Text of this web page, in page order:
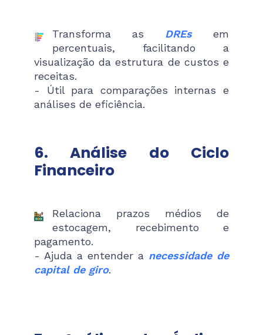
Transforma as DREsem
percentuais, facilitando a
visualização da estrutura de custos e
receitas.
- Útil para comparações internas e
análises de eficiência.
6. Análise do Ciclo
Financeiro
Relaciona prazos médios de
estocagem, recebimento e
pagamento.
- Ajuda a entender a necessidade de
capital de giro.